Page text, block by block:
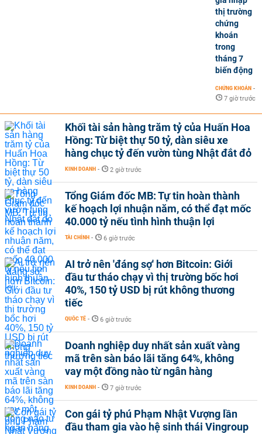
thị trường
chứng
khoán
trong
tháng 7
biến động
CHỨNG KHOÁN -
7 giờ trước
Khối tài sản hàng trăm tỷ của Huấn Hoa
Hồng: Từ biệt thự 50 tỷ, dàn siêu xe
hàng chục tỷ đến vườn tùng Nhật đắt đỏ
KINH DOANH - 2 giờ trước
Tổng Giám đốc MB: Tự tin hoàn thành
kế hoạch lợi nhuận năm, có thể đạt mốc
40.000 tỷ nếu tình hình thuận lợi
TÀI CHÍNH - 6 giờ trước
AI trở nên 'đáng sợ' hơn Bitcoin: Giới
đầu tư tháo chạy vì thị trường bốc hơi
40%, 150 tỷ USD bị rút không thương
tiếc
QUỐC TẾ - 6 giờ trước
Doanh nghiệp duy nhất sản xuất vàng
mã trên sàn báo lãi tăng 64%, không
vay một đồng nào từ ngân hàng
KINH DOANH - 7 giờ trước
Con gái tỷ phú Phạm Nhật Vượng lần
đầu tham gia vào hệ sinh thái Vingroup